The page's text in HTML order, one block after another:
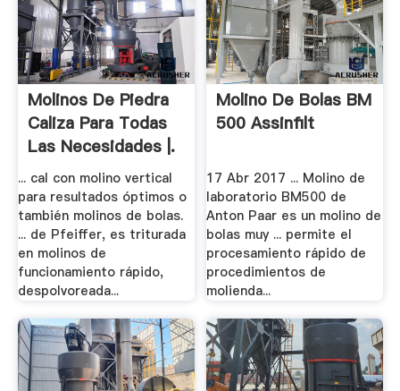
Molinos De Piedra
Caliza Para Todas
Las Necesidades |.
... cal con molino vertical
para resultados óptimos o
también molinos de bolas.
... de Pfeiffer, es triturada
en molinos de
funcionamiento rápido,
despolvoreada...
Molino De Bolas BM
500 Assinfilt
17 Abr 2017 ... Molino de
laboratorio BM500 de
Anton Paar es un molino de
bolas muy ... permite el
procesamiento rápido de
procedimientos de
molienda...